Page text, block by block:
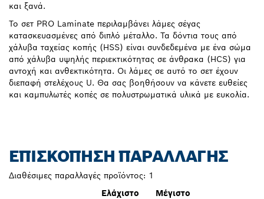
και ξανά.
Το σετ PRO Laminate περιλαμβάνει λάμες σέγας
κατασκευασμένες από διπλό μέταλλο. Τα δόντια τους από
χάλυβα ταχείας κοπής (HSS) είναι συνδεδεμένα με ένα σώμα
από χάλυβα υψηλής περιεκτικότητας σε άνθρακα (HCS) για
αντοχή και ανθεκτικότητα. Οι λάμες σε αυτό το σετ έχουν
διεπαφή στελέχους U. Θα σας βοηθήσουν να κάνετε ευθείες
και καμπυλωτές κοπές σε πολυστρωματικά υλικά με ευκολία.
ΕΠΙΣΚΌΠΗΣΗ ΠΑΡΑΛΛΑΓΉΣ
Διαθέσιμες παραλλαγές προϊόντος: 1
Ελάχιστο
Μέγιστο